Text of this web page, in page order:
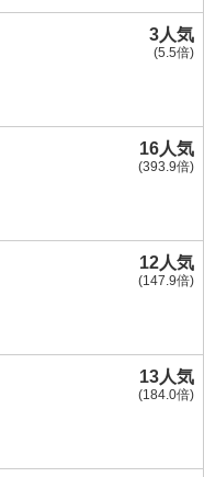
3人気
(5.5倍)
16人気
(393.9倍)
12人気
(147.9倍)
13人気
(184.0倍)